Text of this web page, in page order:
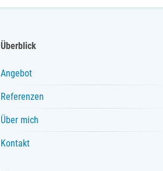
Überblick
Angebot
Referenzen
Über mich
Kontakt